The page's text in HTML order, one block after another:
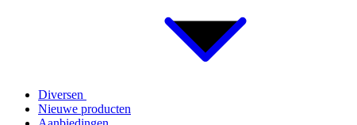
Diversen
Nieuwe producten